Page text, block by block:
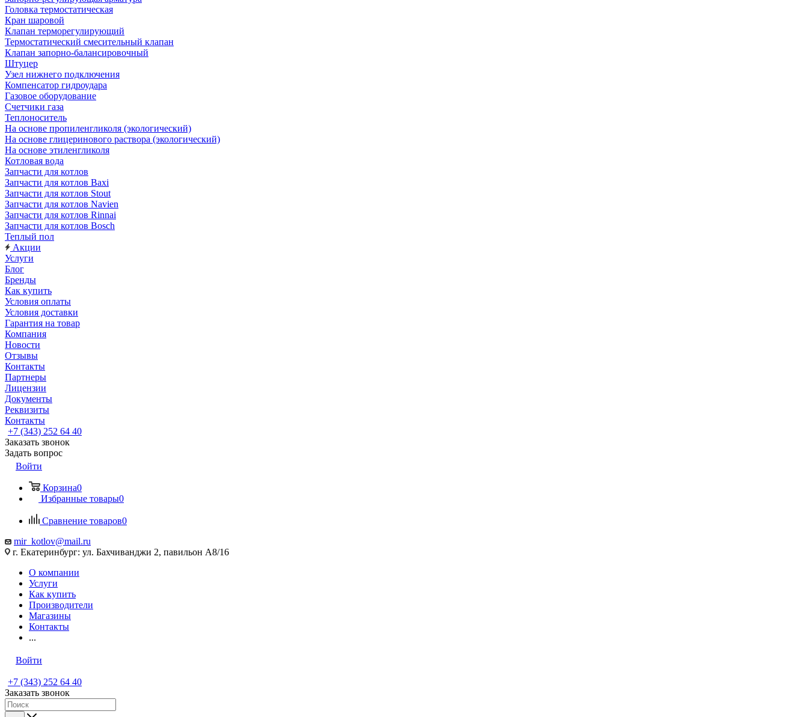
Головка термостатическая
Кран шаровой
Клапан терморегулирующий
Термостатический смесительный клапан
Клапан запорно-балансировочный
Штуцер
Узел нижнего подключения
Компенсатор гидроудара
Газовое оборудование
Счетчики газа
Теплоноситель
На основе пропиленгликоля (экологический)
На основе глицеринового раствора (экологический)
На основе этиленгликоля
Котловая вода
Запчасти для котлов
Запчасти для котлов Baxi
Запчасти для котлов Stout
Запчасти для котлов Navien
Запчасти для котлов Rinnai
Запчасти для котлов Bosch
Теплый пол
Акции
Услуги
Блог
Бренды
Как купить
Условия оплаты
Условия доставки
Гарантия на товар
Компания
Новости
Отзывы
Контакты
Партнеры
Лицензии
Документы
Реквизиты
Контакты
+7 (343) 252 64 40
Заказать звонок
Задать вопрос
Войти
Корзина0
Избранные товары0
Сравнение товаров0
mir_kotlov@mail.ru
г. Екатеринбург: ул. Бахчиванджи 2, павильон А8/16
О компании
Услуги
Как купить
Производители
Магазины
Контакты
...
Войти
+7 (343) 252 64 40
Заказать звонок